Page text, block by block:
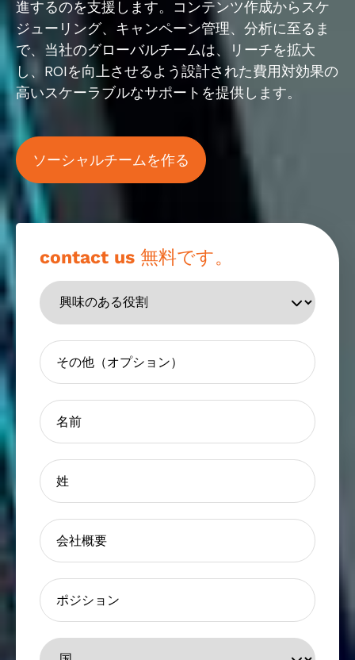
進するのを支援します。コンテンツ作成からスケ
ジューリング、キャンペーン管理、分析に至るま
で、当社のグローバルチームは、リーチを拡大
し、ROIを向上させるよう設計された費用対効果の
高いスケーラブルなサポートを提供します。
ソーシャルチームを作る
contact us 無料です。